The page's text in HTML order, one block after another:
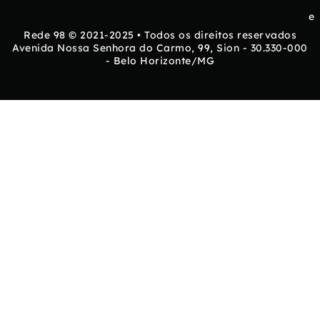
e
Rede 98 © 2021-2025 • Todos os direitos reservados
Avenida Nossa Senhora do Carmo, 99, Sion - 30.330-000
- Belo Horizonte/MG